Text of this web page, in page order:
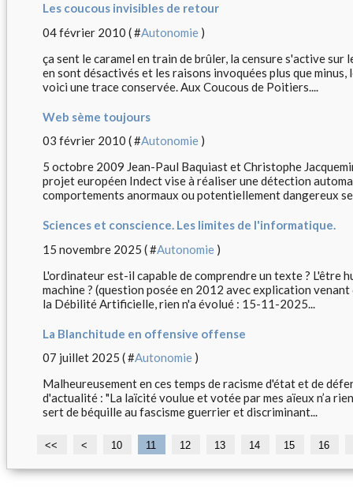
Les coucous invisibles de retour
04 février 2010 ( #Autonomie )
ça sent le caramel en train de brûler, la censure s'active sur
en sont désactivés et les raisons invoquées plus que minus,
voici une trace conservée. Aux Coucous de Poitiers....
Web sème toujours
03 février 2010 ( #Autonomie )
5 octobre 2009 Jean-Paul Baquiast et Christophe
projet européen Indect vise à réaliser une détection
comportements anormaux ou potentiellement dangereux
Sciences et conscience. Les limites de l'informatique.
15 novembre 2025 ( #Autonomie )
L'ordinateur est-il capable de comprendre un texte ? L'être
machine ? (question posée en 2012 avec explication
la Débilité Artificielle, rien n'a évolué : 15-11-2025...
La Blanchitude en offensive offense
07 juillet 2025 ( #Autonomie )
Malheureusement en ces temps de racisme d'état et de
d'actualité : "La laïcité voulue et votée par mes aïeux n’a
sert de béquille au fascisme guerrier et discriminant...
<< < 10 11 12 13 14 15 16